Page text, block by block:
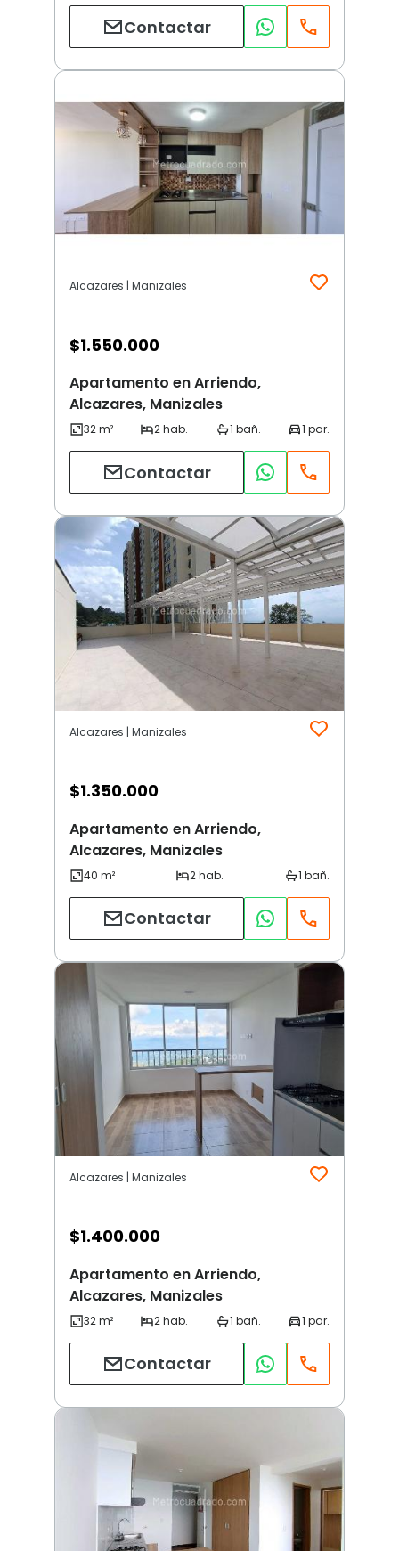
Contactar
Alcazares | Manizales
$1.550.000
Apartamento en Arriendo,
Alcazares, Manizales
Contactar
Alcazares | Manizales
$1.350.000
Apartamento en Arriendo,
Alcazares, Manizales
Contactar
Alcazares | Manizales
$1.400.000
Apartamento en Arriendo,
Alcazares, Manizales
Contactar